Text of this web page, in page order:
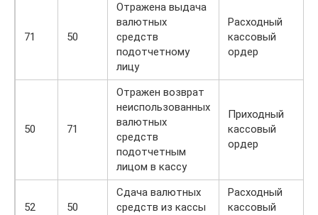
71 50
Отражена выдача
валютных
средств
подотчетному
лицу
Расходный
кассовый
ордер
50 71
Отражен возврат
неиспользованных
валютных
средств
подотчетным
лицом в кассу
Приходный
кассовый
ордер
52 50
Сдача валютных
средств из кассы
Расходный
кассовый